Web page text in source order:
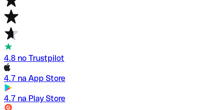
4.8 no Trustpilot
4.7 na App Store
4.7 na Play Store